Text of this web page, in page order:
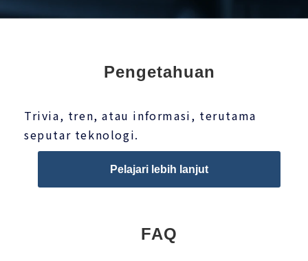
Pengetahuan
Trivia, tren, atau informasi, terutama
seputar teknologi.
Pelajari lebih lanjut
FAQ